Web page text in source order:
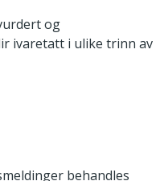
og
ivaretatt i ulike trinn av
behandles